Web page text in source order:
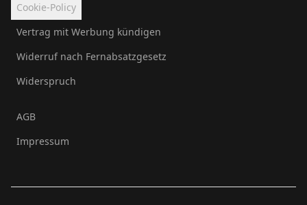
Cookie-Policy
Vertrag mit Werbung kündigen
Widerruf nach Fernabsatzgesetz
Widerspruch
AGB
Impressum